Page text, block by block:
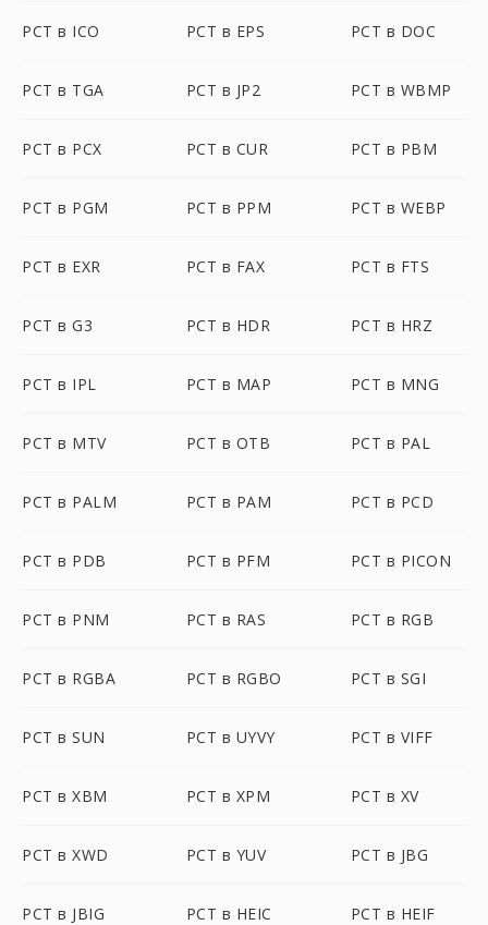
PCT в ICO PCT в EPS PCT в DOC
PCT в TGA PCT в JP2 PCT в WBMP
PCT в PCX PCT в CUR PCT в PBM
PCT в PGM PCT в PPM PCT в WEBP
PCT в EXR PCT в FAX PCT в FTS
PCT в G3 PCT в HDR PCT в HRZ
PCT в IPL PCT в MAP PCT в MNG
PCT в MTV PCT в OTB PCT в PAL
PCT в PALM PCT в PAM PCT в PCD
PCT в PDB PCT в PFM PCT в PICON
PCT в PNM PCT в RAS PCT в RGB
PCT в RGBA PCT в RGBO PCT в SGI
PCT в SUN PCT в UYVY PCT в VIFF
PCT в XBM PCT в XPM PCT в XV
PCT в XWD PCT в YUV PCT в JBG
PCT в JBIG PCT в HEIC PCT в HEIF